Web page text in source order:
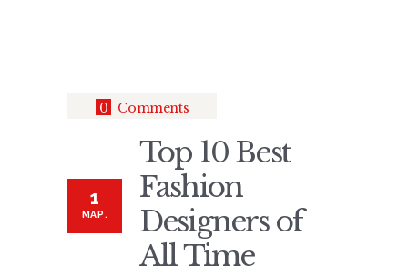
0 Comments
1
МАР.
Top 10 Best
Fashion
Designers of
All Time